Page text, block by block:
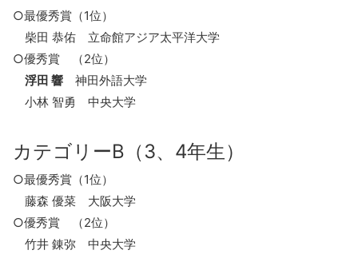
○最優秀賞（1位）
柴田 恭佑 立命館アジア太平洋大学
○優秀賞 （2位）
浮田 響 神田外語大学
小林 智勇 中央大学
カテゴリーB（3、4年生）
○最優秀賞（1位）
藤森 優菜 大阪大学
○優秀賞 （2位）
竹井 錬弥 中央大学